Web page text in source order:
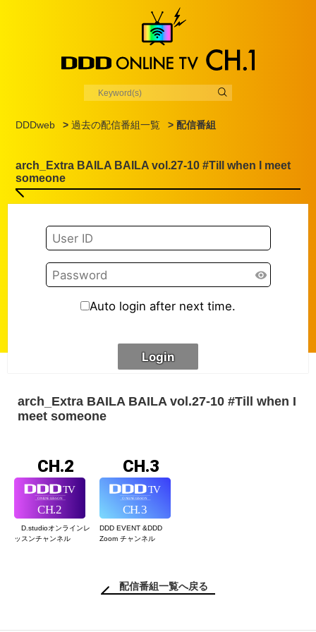
DDDweb >過去の配信番組一覧 > 配信番組
arch_Extra BAILA BAILA vol.27-10 #Till when I meet
someone
arch_Extra BAILA BAILA vol.27-10 #Till when I
meet someone
CH.2
D.studioオンラインレ
ッスンチャンネル
CH.3
DDD EVENT &DDD
Zoom チャンネル
配信番組一覧へ戻る